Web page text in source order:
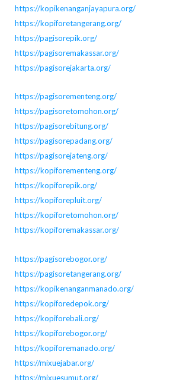
https://kopikenanganjayapura.org/
https://kopiforetangerang.org/
https://pagisorepik.org/
https://pagisoremakassar.org/
https://pagisorejakarta.org/
https://pagisorementeng.org/
https://pagisoretomohon.org/
https://pagisorebitung.org/
https://pagisorepadang.org/
https://pagisorejateng.org/
https://kopiforementeng.org/
https://kopiforepik.org/
https://kopiforepluit.org/
https://kopiforetomohon.org/
https://kopiforemakassar.org/
https://pagisorebogor.org/
https://pagisoretangerang.org/
https://kopikenanganmanado.org/
https://kopiforedepok.org/
https://kopiforebali.org/
https://kopiforebogor.org/
https://kopiforemanado.org/
https://mixuejabar.org/
https://mixuesumut.org/